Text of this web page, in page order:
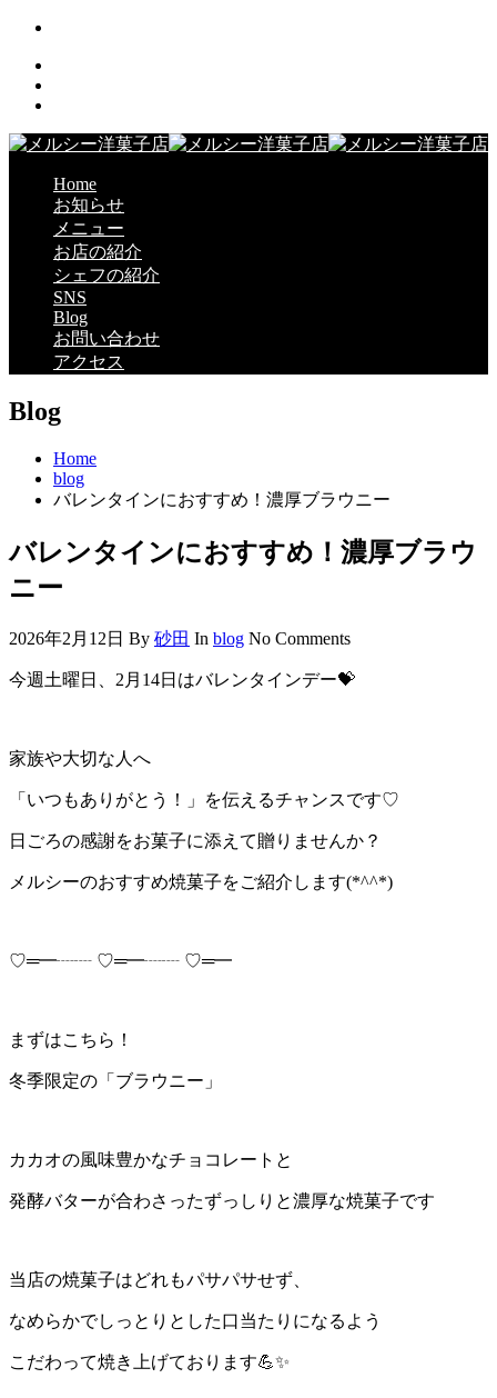
Home
お知らせ
メニュー
お店の紹介
シェフの紹介
SNS
Blog
お問い合わせ
アクセス
Blog
Home
blog
バレンタインにおすすめ！濃厚ブラウニー
バレンタインにおすすめ！濃厚ブラウ
ニー
2026年2月12日 By 砂田 In blog No Comments
今週土曜日、2月14日はバレンタインデー💝
家族や大切な人へ
「いつもありがとう！」を伝えるチャンスです♡
日ごろの感謝をお菓子に添えて贈りませんか？
メルシーのおすすめ焼菓子をご紹介します(*^^*)
♡═━┈┈ ♡═━┈┈ ♡═━
まずはこちら！
冬季限定の「ブラウニー」
カカオの風味豊かなチョコレートと
発酵バターが合わさったずっしりと濃厚な焼菓子です
当店の焼菓子はどれもパサパサせず、
なめらかでしっとりとした口当たりになるよう
こだわって焼き上げております💪✨